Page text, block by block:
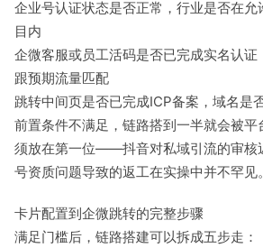
企业号认证状态是否正常，行业是否在
目内
企微客服或员工活码是否已完成实名认
跟预期流量匹配
跳转中间页是否已完成ICP备案，域名是
前置条件不满足，链路搭到一半就会被
须放在第一位——抖音对私域引流的审核
号资质问题导致的返工在实操中并不罕见。
卡片配置到企微跳转的完整步骤
满足门槛后，链路搭建可以拆成五步走：